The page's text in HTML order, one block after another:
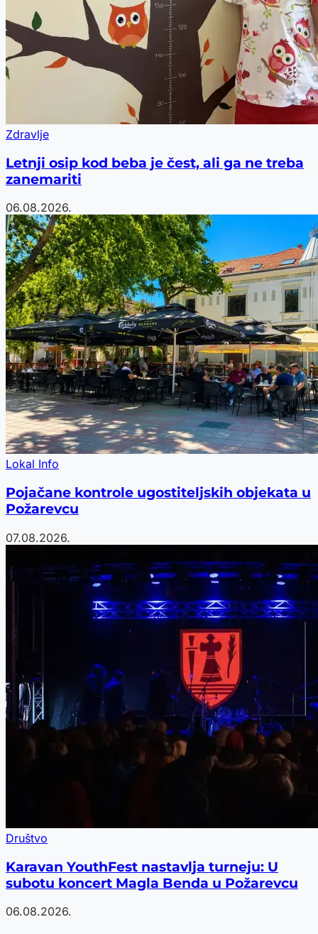
Zdravlje
Letnji osip kod beba je čest, ali ga ne treba
zanemariti
06.08.2026.
Lokal Info
Pojačane kontrole ugostiteljskih objekata u
Požarevcu
07.08.2026.
Društvo
Karavan YouthFest nastavlja turneju: U
subotu koncert Magla Benda u Požarevcu
06.08.2026.